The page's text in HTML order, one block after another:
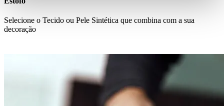
Selecione o Tecido ou Pele Sintética que combina com a sua
decoração